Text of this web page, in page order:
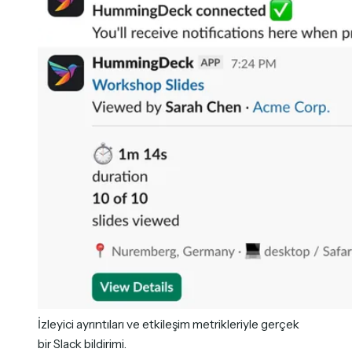
İzleyici ayrıntıları ve etkileşim metrikleriyle gerçek
bir Slack bildirimi.